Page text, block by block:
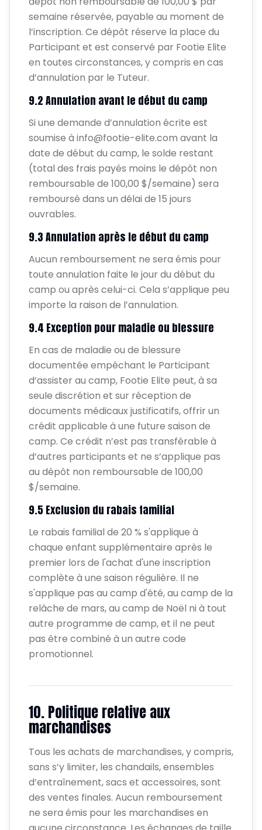
semaine réservée, payable au moment de
l’inscription. Ce dépôt réserve la place du
Participant et est conservé par Footie Elite
en toutes circonstances, y compris en cas
d’annulation par le Tuteur.
9.2 Annulation avant le début du camp
Si une demande d’annulation écrite est
soumise à info@footie-elite.com avant la
date de début du camp, le solde restant
(total des frais payés moins le dépôt non
remboursable de 100,00 $/semaine) sera
remboursé dans un délai de 15 jours
ouvrables.
9.3 Annulation après le début du camp
Aucun remboursement ne sera émis pour
toute annulation faite le jour du début du
camp ou après celui-ci. Cela s’applique peu
importe la raison de l’annulation.
9.4 Exception pour maladie ou blessure
En cas de maladie ou de blessure
documentée empêchant le Participant
d’assister au camp, Footie Elite peut, à sa
seule discrétion et sur réception de
documents médicaux justificatifs, offrir un
crédit applicable à une future saison de
camp. Ce crédit n’est pas transférable à
d’autres participants et ne s’applique pas
au dépôt non remboursable de 100,00
$/semaine.
9.5 Exclusion du rabais familial
Le rabais familial de 20 % s'applique à
chaque enfant supplémentaire après le
premier lors de l'achat d'une inscription
complète à une saison régulière. Il ne
s'applique pas au camp d'été, au camp de la
relâche de mars, au camp de Noël ni à tout
autre programme de camp, et il ne peut
pas être combiné à un autre code
promotionnel.
10. Politique relative aux
marchandises
Tous les achats de marchandises, y compris,
sans s’y limiter, les chandails, ensembles
d’entraînement, sacs et accessoires, sont
des ventes finales. Aucun remboursement
ne sera émis pour les marchandises en